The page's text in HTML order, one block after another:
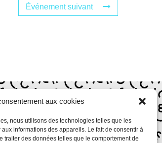
aux cookies
nous utilisons des technologies telles que les
informations des appareils. Le fait de consentir à
traiter des données telles que le comportement de
Événement suivant